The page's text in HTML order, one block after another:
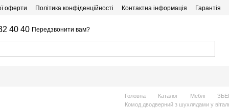
оферти Політика конфіденційності Контактна інформація
Гарантія
40 40 Передзвонити вам?
Головна Каталог Меблі
Комод дводверний з шухлядами у